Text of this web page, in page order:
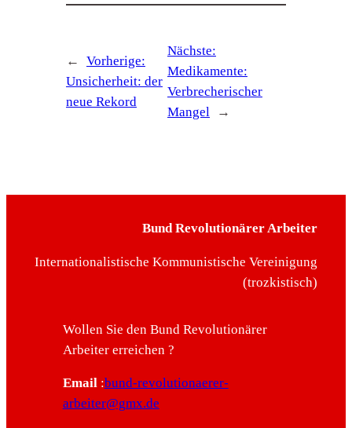
←
Vorherige:
Unsicherheit: der
neue Rekord
Nächste:
Medikamente:
Verbrecherischer
Mangel
→
Bund Revolutionärer Arbeiter
Internationalistische Kommunistische Vereinigung
(trozkistisch)
Wollen Sie den Bund Revolutionärer
Arbeiter erreichen ?
Email:bund-revolutionaerer-
arbeiter@gmx.de